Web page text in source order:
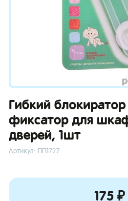
Гибкий блокиратор
фиксатор для
дверей, 1шт
Артикул: ПП1727
175 ₽